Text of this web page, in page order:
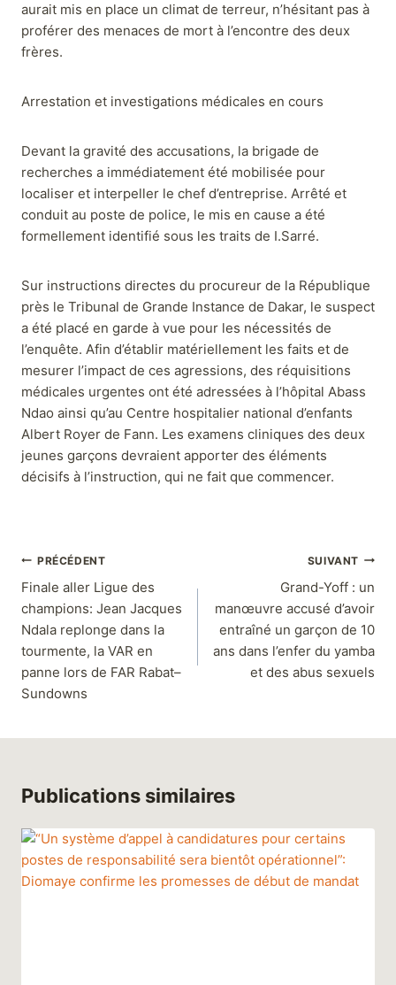
aurait mis en place un climat de terreur, n’hésitant pas à
proférer des menaces de mort à l’encontre des deux
frères.
Arrestation et investigations médicales en cours
Devant la gravité des accusations, la brigade de
recherches a immédiatement été mobilisée pour
localiser et interpeller le chef d’entreprise. Arrêté et
conduit au poste de police, le mis en cause a été
formellement identifié sous les traits de I.Sarré.
Sur instructions directes du procureur de la République
près le Tribunal de Grande Instance de Dakar, le suspect
a été placé en garde à vue pour les nécessités de
l’enquête. Afin d’établir matériellement les faits et de
mesurer l’impact de ces agressions, des réquisitions
médicales urgentes ont été adressées à l’hôpital Abass
Ndao ainsi qu’au Centre hospitalier national d’enfants
Albert Royer de Fann. Les examens cliniques des deux
jeunes garçons devraient apporter des éléments
décisifs à l’instruction, qui ne fait que commencer.
PRÉCÉDENT
Finale aller Ligue des
champions: Jean Jacques
Ndala replonge dans la
tourmente, la VAR en
panne lors de FAR Rabat–
Sundowns
SUIVANT
Grand-Yoff : un
manœuvre accusé d’avoir
entraîné un garçon de 10
ans dans l’enfer du yamba
et des abus sexuels
Publications similaires